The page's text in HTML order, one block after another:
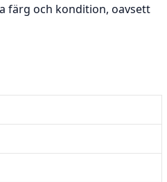
färg och kondition, oavsett